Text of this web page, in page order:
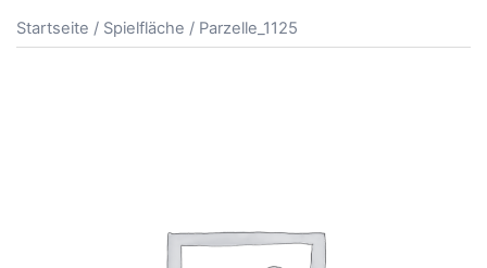
Startseite / Spielfläche / Parzelle_1125